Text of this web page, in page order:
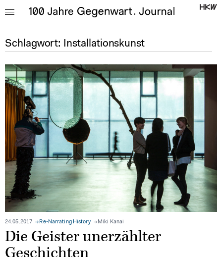
Schlagwort: Installationskunst
24.05.2017 Re-Narrating History Miki Kanai
Die Geister unerzählter
Geschichten